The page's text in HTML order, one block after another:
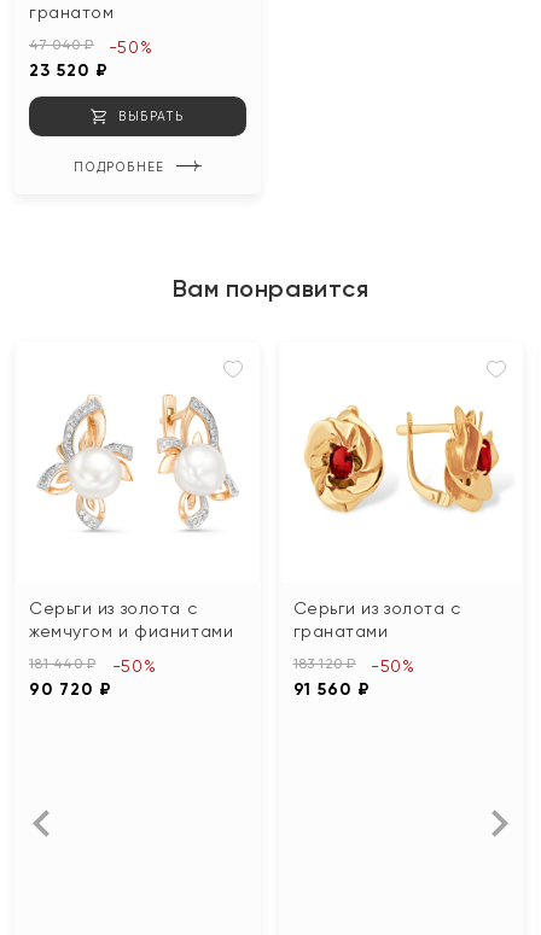
гранатом
47 040 ₽
23 520 ₽
-50%
ВЫБРАТЬ
ПОДРОБНЕЕ
Вам понравится
Серьги из золота с
жемчугом и фианитами
181 440 ₽
90 720 ₽
-50%
Серьги из золота с
гранатами
183 120 ₽
91 560 ₽
-50%